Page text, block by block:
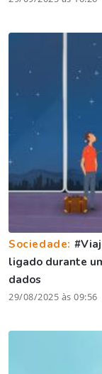
Sociedade:
ligado durante
dados
29/08/2025 às 09:56